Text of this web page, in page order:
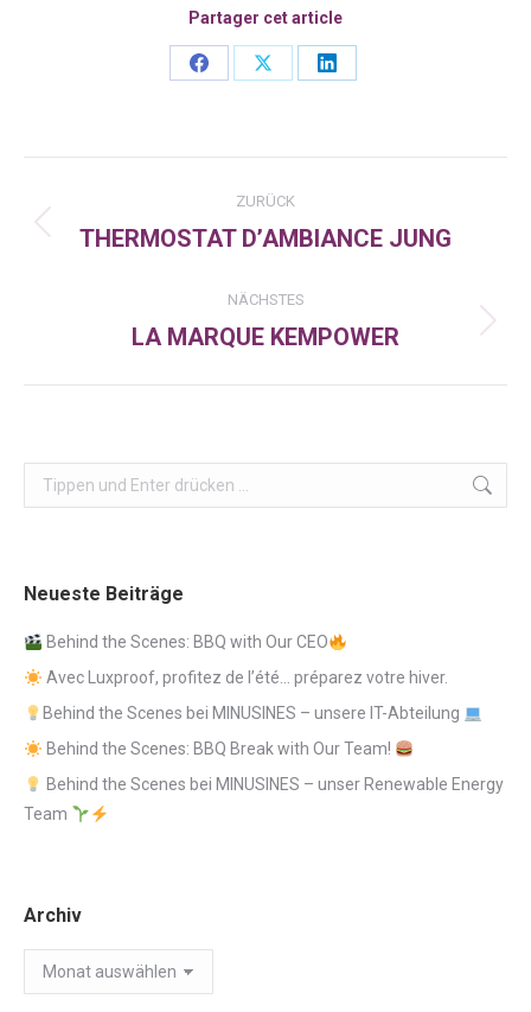
Partager cet article
Share
Share
Share
Kommentarnavigation
ZURÜCK
Vorheriger
THERMOSTAT D’AMBIANCE JUNG
NÄCHSTES
Nächster
LA MARQUE KEMPOWER
Search:
Neueste Beiträge
Behind the Scenes: BBQ with Our CEO
Avec Luxproof, profitez de l’été… préparez votre hiver.
Behind the Scenes bei MINUSINES – unsere IT-Abteilung
Behind the Scenes: BBQ Break with Our Team!
Behind the Scenes bei MINUSINES – unser Renewable Energy
Team
Archiv
Archiv